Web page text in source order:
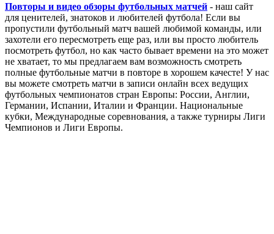
Повторы и видео обзоры футбольных матчей - наш сайт
для ценителей, знатоков и любителей футбола! Если вы
пропустили футбольный матч вашей любимой команды, или
захотели его пересмотреть еще раз, или вы просто любитель
посмотреть футбол, но как часто бывает времени на это может
не хватает, то мы предлагаем вам возможность смотреть
полные футбольные матчи в повторе в хорошем качесте! У нас
вы можете смотреть матчи в записи онлайн всех ведущих
футбольных чемпионатов стран Европы: России, Англии,
Германии, Испании, Италии и Франции. Национальные
кубки, Международные соревнования, а также турниры Лиги
Чемпионов и Лиги Европы.